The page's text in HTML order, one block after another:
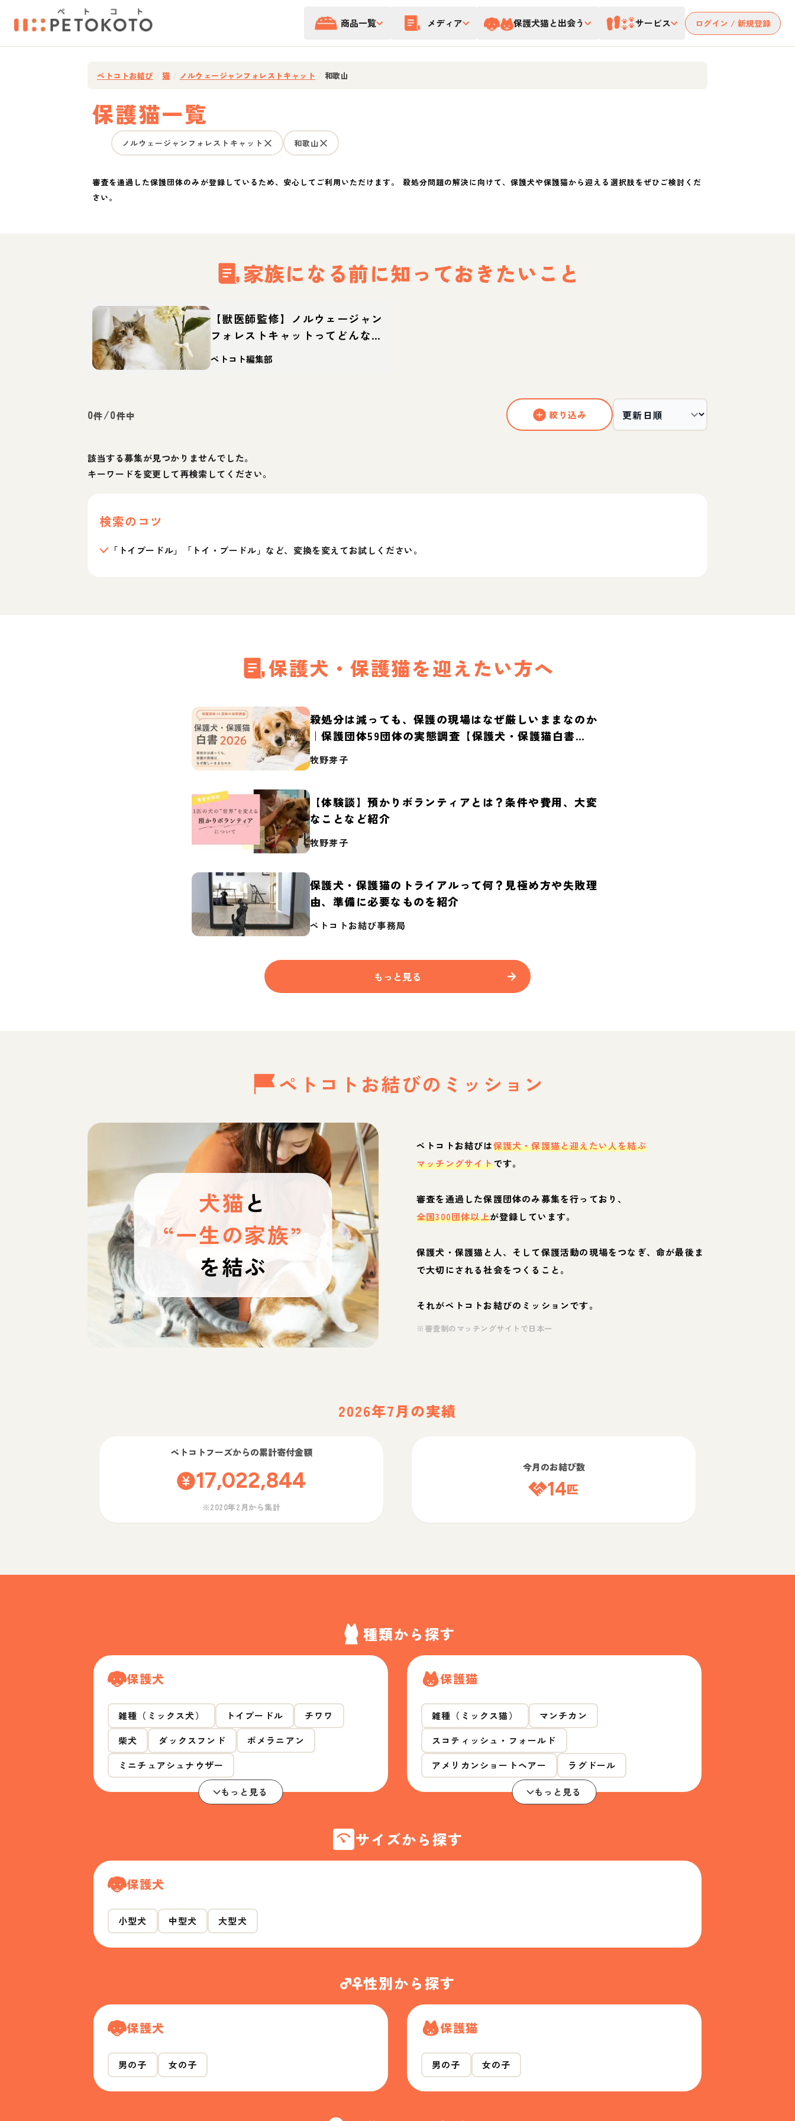
商品一覧 メディア 保護犬猫と出会う サービス ログイン / 新規登録
ペトコトお結び 猫 ノルウェージャンフォレストキャット 和歌山
保護猫一覧
ノルウェージャンフォレストキャット 和歌山
審査を通過した保護団体のみが登録しているため、安心してご利用いただけます。 殺処分問題の解決に向けて、保護犬や保護猫から迎える選択肢をぜひご検討くだ
さい。
家族になる前に知っておきたいこと
【獣医師監修】ノルウェージャン
フォレストキャットってどんな
猫？性格・体重・寿命の特徴・迎
え方
ペトコト編集部
0件/0件中 絞り込み
該当する募集が見つかりませんでした。
キーワードを変更して再検索してください。
検索のコツ
「トイプードル」「トイ・プードル」など、変換を変えてお試しください。
保護犬・保護猫を迎えたい方へ
殺処分は減っても、保護の現場はなぜ厳しいままなのか
｜保護団体59団体の実態調査【保護犬・保護猫白書
2026】
牧野芽子
【体験談】預かりボランティアとは？条件や費用、大変
なことなど紹介
牧野芽子
保護犬・保護猫のトライアルって何？見極め方や失敗理
由、準備に必要なものを紹介
ペトコトお結び事務局
もっと見る
ペトコトお結びの ミッション
犬猫と
“一生の家族”
を結ぶ
ペトコトお結びは保護犬・保護猫と迎えたい人を結ぶ
マッチングサイトです。
審査を通過した保護団体のみ募集を行っており、
全国300団体以上が登録しています。
保護犬・保護猫と人、そして保護活動の現場をつなぎ、命が最後ま
で大切にされる社会をつくること。
それがペトコトお結びのミッションです。
※審査制のマッチングサイトで日本一
2026年7月の実績
ペトコトフーズからの累計寄付金額
17,022,844
※2020年2月から集計
今月のお結び数
14匹
種類から探す
保護犬
雑種（ミックス犬） トイプードル
チワワ
柴犬
ダックスフンド
ポメラニアン
ミニチュアシュナウザー
もっと見る
保護猫
雑種（ミックス猫）
マンチカン
スコティッシュ・フォールド
アメリカンショートヘアー
ラグドール
もっと見る
サイズから探す
保護犬
小型犬 中型犬 大型犬
性別から探す
保護犬
男の子 女の子
保護猫
男の子 女の子